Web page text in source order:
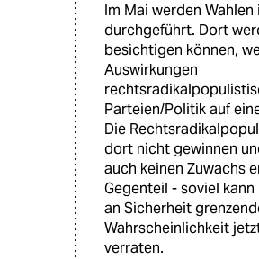
Im Mai werden
durchgeführt. Dort
besichtigen können,
Auswirkungen
Parteien/Politik auf
Die
dort nicht gewinnen
auch keinen Zuwachs
Gegenteil - soviel
an Sicherheit
Wahrscheinlichkeit
verraten.